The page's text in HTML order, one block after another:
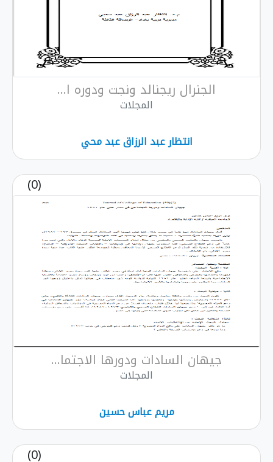
الجنرال ريجنالد ونجت ودوره ا...
المجلات
انتظار عبد الرزاق عبد محي
(0)
جيهان السادات ودورها الاجتما...
المجلات
مريم عباس حسين
(0)